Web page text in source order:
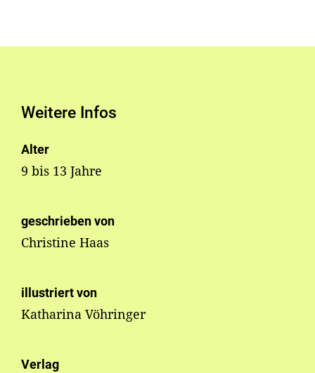
Weitere Infos
Alter
9 bis 13 Jahre
geschrieben von
Christine Haas
illustriert von
Katharina Vöhringer
Verlag